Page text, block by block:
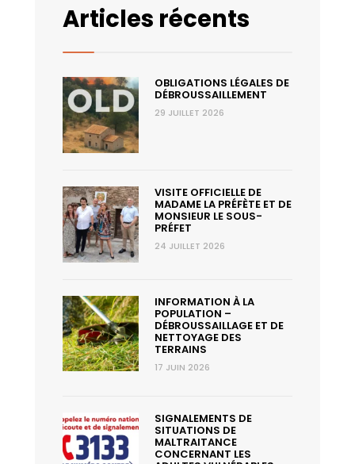
Articles récents
OBLIGATIONS LÉGALES DE
DÉBROUSSAILLEMENT
29 JUILLET 2026
VISITE OFFICIELLE DE
MADAME LA PRÉFÈTE ET DE
MONSIEUR LE SOUS-
PRÉFET
24 JUILLET 2026
INFORMATION À LA
POPULATION –
DÉBROUSSAILLAGE ET DE
NETTOYAGE DES
TERRAINS
17 JUIN 2026
SIGNALEMENTS DE
SITUATIONS DE
MALTRAITANCE
CONCERNANT LES